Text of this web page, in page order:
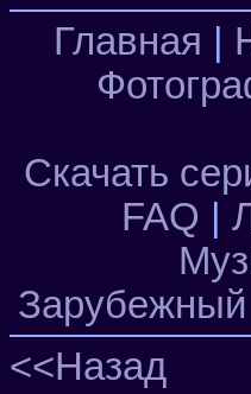
Главная
Скачать
FAQ
<<Назад